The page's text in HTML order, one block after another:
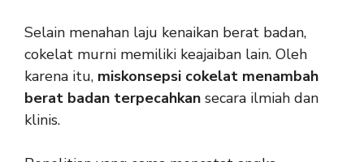
Selain menahan laju kenaikan berat badan,
cokelat murni memiliki keajaiban lain. Oleh
karena itu, miskonsepsi cokelat menambah
berat badan terpecahkan secara ilmiah dan
klinis.